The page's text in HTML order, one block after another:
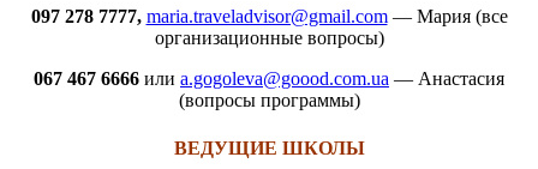
097 278 7777, maria.traveladvisor@gmail.com— Мария (все
организационные вопросы)
067 467 6666 или a.gogoleva@goood.com.ua — Анастасия
(вопросы программы)
ВЕДУЩИЕ ШКОЛЫ